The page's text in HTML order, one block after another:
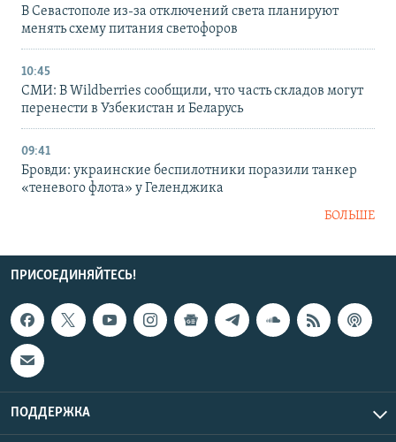
В Севастополе из-за отключений света планируют
менять схему питания светофоров
10:45
СМИ: В Wildberries сообщили, что часть складов могут
перенести в Узбекистан и Беларусь
09:41
Бровди: украинские беспилотники поразили танкер
«теневого флота» у Геленджика
БОЛЬШЕ
ПРИСОЕДИНЯЙТЕСЬ!
ПОДДЕРЖКА